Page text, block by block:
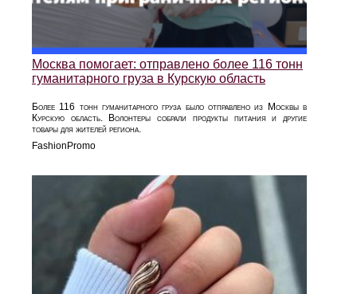
Москва помогает: отправлено более 116 тонн
гуманитарного груза в Курскую область
Более 116 тонн гуманитарного груза было отправлено из Москвы в
Курскую область. Волонтеры собрали продукты питания и другие
товары для жителей региона.
FashionPromo